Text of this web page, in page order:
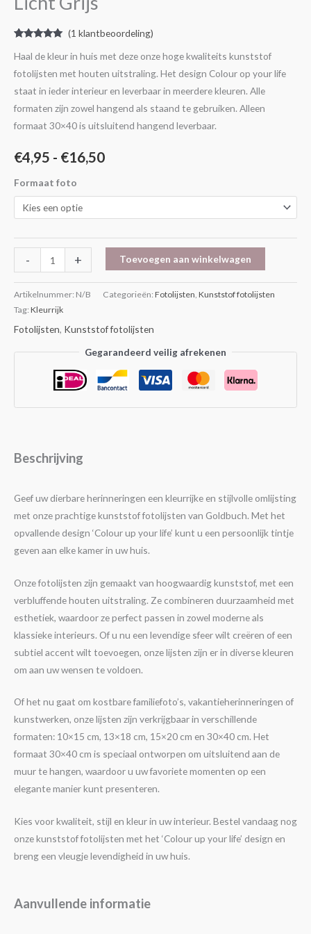
5.00op 5
op
(1 klantbeoordeling)
Haal de kleur in huis met deze onze hoge kwaliteits kunststof
fotolijsten met houten uitstraling. Het design Colour op your life
staat in ieder interieur en leverbaar in meerdere kleuren. Alle
formaten zijn zowel hangend als staand te gebruiken. Alleen
formaat 30×40 is uitsluitend hangend leverbaar.
€4,95 - €16,50
Formaat foto
-
Licht
aantal
+ Toevoegen aan winkelwagen
Artikelnummer: N/B Categorieën: Fotolijsten, Kunststof fotolijsten
Tag: Kleurrijk
Fotolijsten, Kunststof fotolijsten
Gegarandeerd veilig afrekenen
Beschrijving
Geef uw dierbare herinneringen een kleurrijke en stijlvolle omlijsting
met onze prachtige kunststof fotolijsten van Goldbuch. Met het
opvallende design ‘Colour up your life’ kunt u een persoonlijk tintje
geven aan elke kamer in uw huis.
Onze fotolijsten zijn gemaakt van hoogwaardig kunststof, met een
verbluffende houten uitstraling. Ze combineren duurzaamheid met
esthetiek, waardoor ze perfect passen in zowel moderne als
klassieke interieurs. Of u nu een levendige sfeer wilt creëren of een
subtiel accent wilt toevoegen, onze lijsten zijn er in diverse kleuren
om aan uw wensen te voldoen.
Of het nu gaat om kostbare familiefoto’s, vakantieherinneringen of
kunstwerken, onze lijsten zijn verkrijgbaar in verschillende
formaten: 10×15 cm, 13×18 cm, 15×20 cm en 30×40 cm. Het
formaat 30×40 cm is speciaal ontworpen om uitsluitend aan de
muur te hangen, waardoor u uw favoriete momenten op een
elegante manier kunt presenteren.
Kies voor kwaliteit, stijl en kleur in uw interieur. Bestel vandaag nog
onze kunststof fotolijsten met het ‘Colour up your life’ design en
breng een vleugje levendigheid in uw huis.
Aanvullende informatie